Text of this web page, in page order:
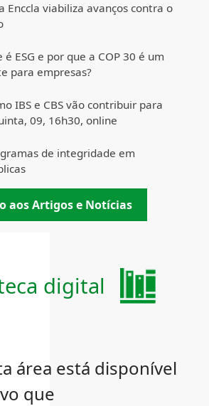
Enccla viabiliza avanços contra o
ESG e por que a COP 30 é um
para empresas?
IBS e CBS vão contribuir para
09, 16h30, online
de integridade em
aos Artigos e Notícias
digital
área está disponível
que